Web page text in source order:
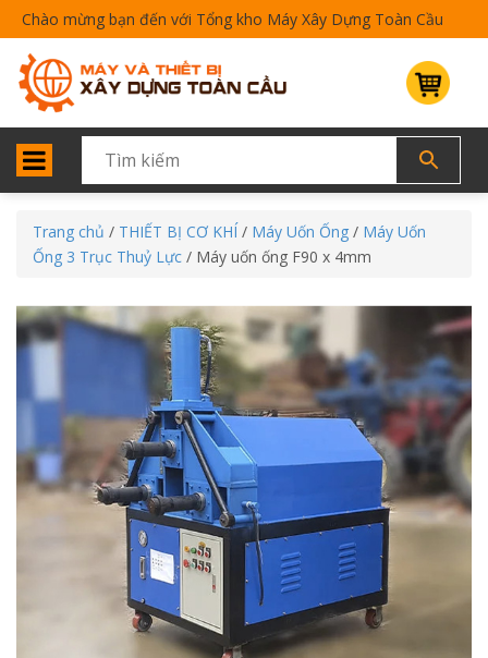
Chào mừng bạn đến với Tổng kho Máy Xây Dựng Toàn Cầu
Trang chủ / THIẾT BỊ CƠ KHÍ / Máy Uốn Ống / Máy Uốn
Ống 3 Trục Thuỷ Lực / Máy uốn ống F90 x 4mm